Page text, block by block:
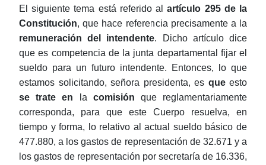
El siguiente tema está referido alartículo 295 de la
Constitución, que hace referencia precisamente a la
remuneración del intendente. Dicho artículo dice
que es competencia de la junta departamental fijar el
sueldo para un futuro intendente. Entonces, lo que
estamos solicitando, señora presidenta, es queesto
se trate en
la comisión que reglamentariamente
corresponda, para que este Cuerpo resuelva, en
tiempo y forma, lo relativo al actual sueldo básico de
477.880, a los gastos de representación de 32.671 y a
los gastos de representación por secretaría de 16.336,